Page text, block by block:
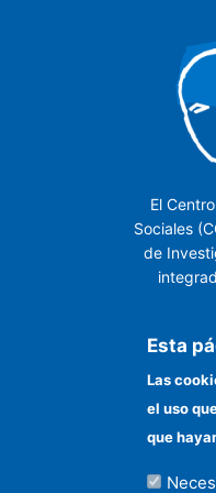
El
Sociales
de
Esta
Las
el uso
que